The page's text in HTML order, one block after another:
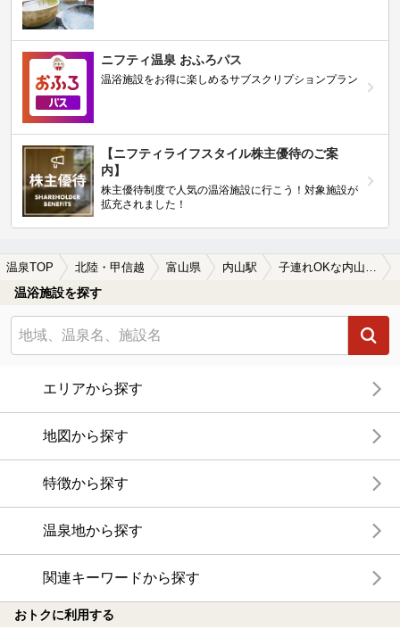
ニフティ温泉 おふろパス
温浴施設をお得に楽しめるサブスクリプションプラン
【ニフティライフスタイル株主優待のご案
内】
株主優待制度で人気の温浴施設に行こう！対象施設が
拡充されました！
温泉TOP 北陸・甲信越 富山県 内山駅 子連れOKな内山駅近くの温泉、日帰り温泉、スーパー銭湯おすすめ
温浴施設を探す
エリアから探す
地図から探す
特徴から探す
温泉地から探す
関連キーワードから探す
おトクに利用する